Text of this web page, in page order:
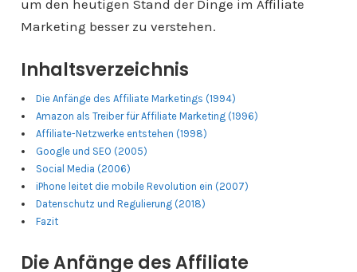
um den heutigen Stand der Dinge im Affiliate
Marketing besser zu verstehen.
Inhaltsverzeichnis
Die Anfänge des Affiliate Marketings (1994)
Amazon als Treiber für Affiliate Marketing (1996)
Affiliate-Netzwerke entstehen (1998)
Google und SEO (2005)
Social Media (2006)
iPhone leitet die mobile Revolution ein (2007)
Datenschutz und Regulierung (2018)
Fazit
Die Anfänge des Affiliate